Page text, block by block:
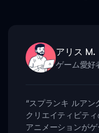
アリス M.
ゲーム愛好
“スプランキ ルアン
クリエイティビテ
アニメーションが